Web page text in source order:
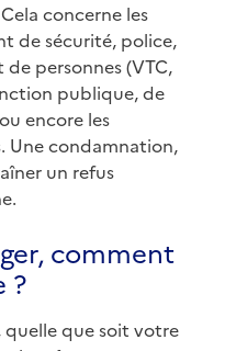
concerne les
de sécurité, police,
personnes (VTC,
publique, de
encore les
Une condamnation,
un refus
comment
?
quelle que soit votre